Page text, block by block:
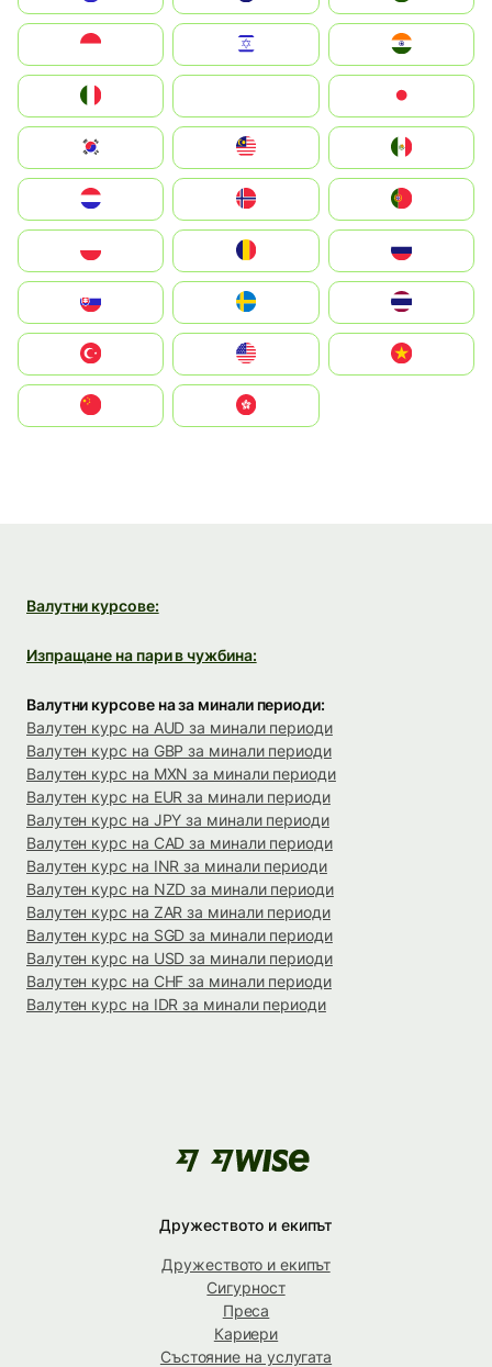
South Korea
United States
中國香港特別行政區
Валутни курсове:
Изпращане на пари в чужбина:
Валутни курсове на за минали периоди:
Валутен курс на AUD за минали периоди
Валутен курс на GBP за минали периоди
Валутен курс на MXN за минали периоди
Валутен курс на EUR за минали периоди
Валутен курс на JPY за минали периоди
Валутен курс на CAD за минали периоди
Валутен курс на INR за минали периоди
Валутен курс на NZD за минали периоди
Валутен курс на ZAR за минали периоди
Валутен курс на SGD за минали периоди
Валутен курс на USD за минали периоди
Валутен курс на CHF за минали периоди
Валутен курс на IDR за минали периоди
Дружеството и екипът
Дружеството и екипът
Сигурност
Преса
Кариери
Състояние на услугата